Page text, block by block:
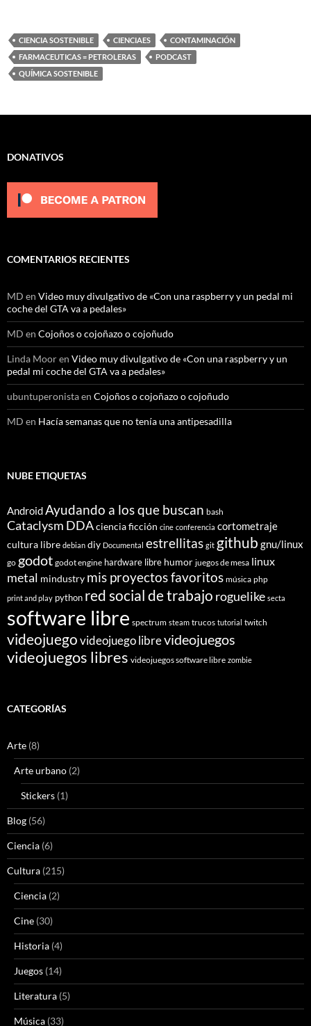
CIENCIA SOSTENIBLE CIENCIAES
CONTAMINACIÓN
FARMACEUTICAS = PETROLERAS
PODCAST
QUÍMICA SOSTENIBLE
DONATIVOS
COMENTARIOS RECIENTES
MD en Video muy divulgativo de «Con una raspberry y un pedal mi
coche del GTA va a pedales»
MD en Cojoños o cojoñazo o cojoñudo
Linda Mooren Video muy divulgativo de «Con una raspberry y un
pedal mi coche del GTA va a pedales»
ubuntuperonistaen Cojoños o cojoñazo o cojoñudo
MD en Hacía semanas que no tenía una antipesadilla
NUBE ETIQUETAS
AndroidAyudando a los que buscan bash
Cataclysm DDAciencia ficción cine conferencia cortometraje
cultura libre debian diy Documental estrellitas git github gnu/linux
go godot godot engine hardware libre humor juegos de mesa linux
metal mindustry mis proyectos favoritos música php
print and play python red social de trabajo roguelike secta
software libre spectrum steam trucos tutorial twitch
videojuegovideojuego librevideojuegos
videojuegos libres videojuegos software libre zombie
CATEGORÍAS
Arte (8)
Arte urbano (2)
Stickers (1)
Blog (56)
Ciencia (6)
Cultura (215)
Ciencia (2)
Cine (30)
Historia (4)
Juegos (14)
Literatura (5)
Música (33)